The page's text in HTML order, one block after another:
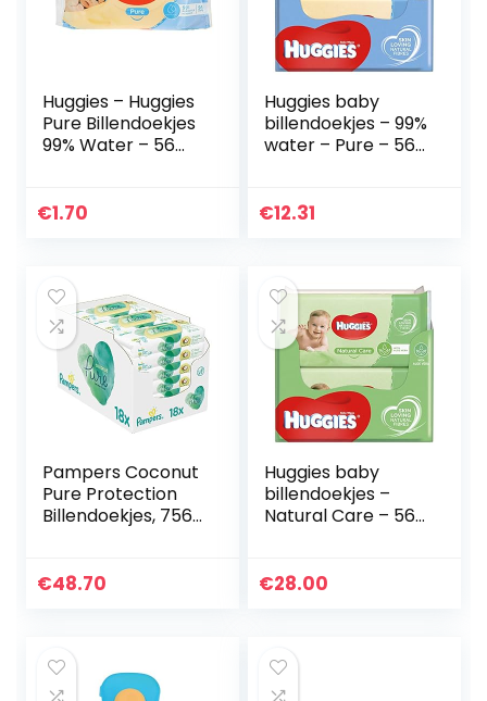
Huggies – Huggies
Pure Billendoekjes
99% Water – 56
€1.70
Huggies baby
billendoekjes – 99%
water – Pure – 560
g
€12.31
Pampers Coconut
Pure Protection
Billendoekjes, 756
Met 100%
€48.70
Huggies baby
billendoekjes –
Natural Care – 560
g
€28.00